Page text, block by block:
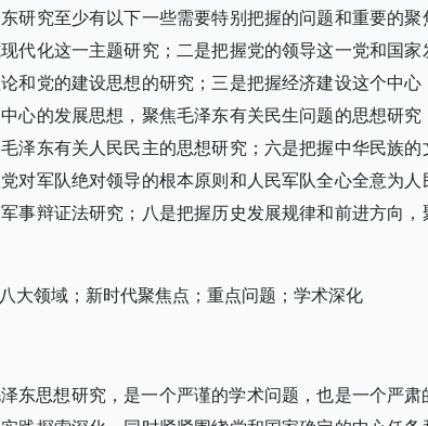
研究至少有以下一些需要特别把握的问题和重要的
代化这一主题研究；二是把握党的领导这一党和国家
和党的建设思想的研究；三是把握经济建设这个中
心的发展思想，聚焦毛泽东有关民生问题的思想研
泽东有关人民民主的思想研究；六是把握中华民族
对军队绝对领导的根本原则和人民军队全心全意为人
事辩证法研究；八是把握历史发展规律和前进方向
大领域；新时代聚焦点；重点问题；学术深化
东思想研究，是一个严谨的学术问题，也是一个严